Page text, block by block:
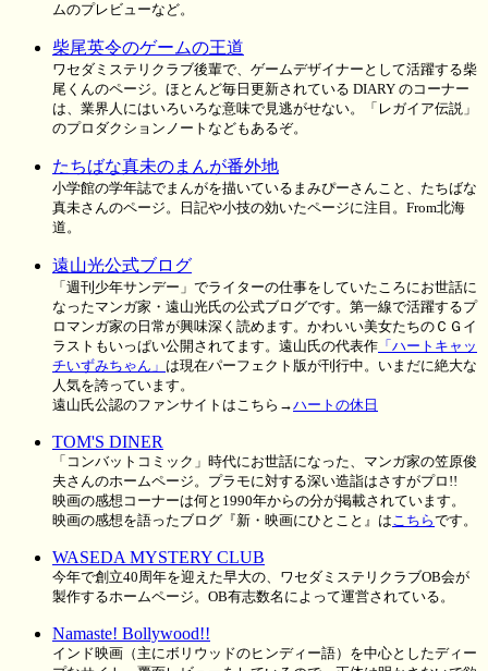
ムのプレビューなど。
柴尾英令のゲームの王道
ワセダミステリクラブ後輩で、ゲームデザイナーとして活躍する柴
尾くんのページ。ほとんど毎日更新されている DIARY のコーナー
は、業界人にはいろいろな意味で見逃がせない。「レガイア伝説」
のプロダクションノートなどもあるぞ。
たちばな真未のまんが番外地
小学館の学年誌でまんがを描いているまみぴーさんこと、たちばな
真未さんのページ。日記や小技の効いたページに注目。From北海
道。
遠山光公式ブログ
「週刊少年サンデー」でライターの仕事をしていたころにお世話に
なったマンガ家・遠山光氏の公式ブログです。第一線で活躍するプ
ロマンガ家の日常が興味深く読めます。かわいい美女たちのＣＧイ
ラストもいっぱい公開されてます。遠山氏の代表作 「ハートキャッ
チいずみちゃん」 は現在パーフェクト版が刊行中。いまだに絶大な
人気を誇っています。
遠山氏公認のファンサイトはこちら→ハートの休日
TOM'S DINER
「コンバットコミック」時代にお世話になった、マンガ家の笠原俊
夫さんのホームページ。プラモに対する深い造詣はさすがプロ!!
映画の感想コーナーは何と1990年からの分が掲載されています。
映画の感想を語ったブログ『新・映画にひとこと』はこちらです。
WASEDA MYSTERY CLUB
今年で創立40周年を迎えた早大の、ワセダミステリクラブOB会が
製作するホームページ。OB有志数名によって運営されている。
Namaste! Bollywood!!
インド映画（主にボリウッドのヒンディー語）を中心としたディー